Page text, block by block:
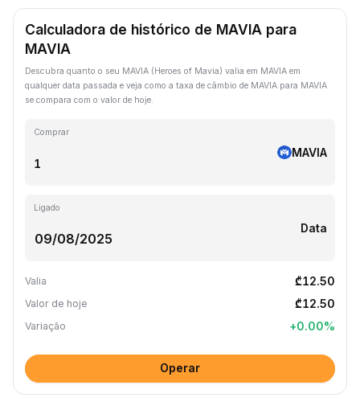
Calculadora de histórico de MAVIA para
MAVIA
Descubra quanto o seu MAVIA (Heroes of Mavia) valia em MAVIA em
qualquer data passada e veja como a taxa de câmbio de MAVIA para MAVIA
se compara com o valor de hoje.
Comprar
MAVIA
Ligado
Data
Valia ₾12.50
Valor de hoje ₾12.50
Variação +0.00%
Operar